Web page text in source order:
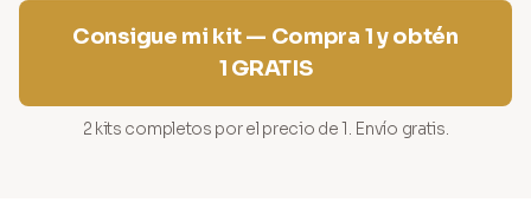
Consigue mi kit — Compra 1 y obtén
1 GRATIS
2 kits completos por el precio de 1. Envío gratis.